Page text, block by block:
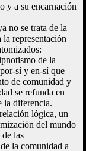
y a su encarnación
no se trata de la
representación
de la
sí y en-sí que
de comunidad y
se refunda en
la diferencia.
lógica, un
del mundo
las
la comunidad a